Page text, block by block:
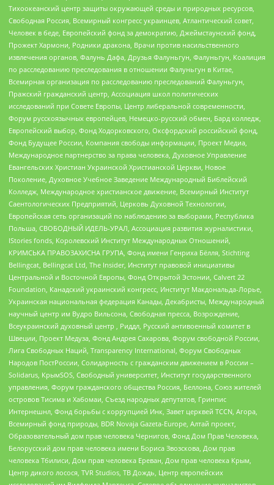
Тихоокеанский центр защиты окружающей среды и природных ресурсов,
Свободная Россия, Всемирный конгресс украинцев, Атлантический совет,
Человек в беде, Европейский фонд за демократию, Джеймстаунский фонд,
Прожект Хармони, Родники дракона, Врачи против насильственного
извлечения органов, Фалунь Дафа, Друзья Фалуньгун, Фалуньгун, Коалиция
по расследованию преследования в отношении Фалуньгун в Китае,
Всемирная организация по расследованию преследований Фалуньгун,
Пражский гражданский центр, Ассоциация школ политических
исследований при Совете Европы, Центр либеральной современности,
Форум русскоязычных европейцев, Немецко-русский обмен, Бард колледж,
Европейский выбор, Фонд Ходорковского, Оксфордский российский фонд,
Фонд Будущее России, Компания свободы информации, Проект Медиа,
Международное партнерство за права человека, Духовное Управление
Евангельских Христиан Украинской Христианской Церкви, Новое
Поколение, Духовное Учебное Заведение Международный Библейский
Колледж, Международное христианское движение, Всемирный Институт
Саентологических Предприятий, Церковь Духовной Технологии,
Европейская сеть организаций по наблюдению за выборами, Республика
Польша, СВОБОДНЫЙ ИДЕЛЬ-УРАЛ, Ассоциация развития журналистики,
IStories fonds, Королевский Институт Международных Отношений,
КРИМСЬКА ПРАВОЗАХИСНА ГРУПА, Фонд имени Генриха Бёлля, Stichting
Bellingcat, Bellingcat Ltd, The Insider, Институт правовой инициативы
Центральной и Восточной Европы, Фонд Открытой Эстонии, Calvert 22
Foundation, Канадский украинский конгресс, Институт Макдональда-Лорье,
Украинская национальная федерация Канады, Декабристы, Международный
научный центр им Вудро Вильсона, Свободная пресса, Возрождение,
Всеукраинский духовный центр , Риддл, Русский антивоенный комитет в
Швеции, Проект Медуза, Фонд Андрея Сахарова, Форум свободной России,
Лига Свободных Наций, Transparеncy International, Форум Свободных
Народов ПостРоссии, Солидарность с гражданским движением в России –
Solidarus, КрымSOS, Свободный университет, Институт государственного
управления, Форум гражданского общества Россия, Беллона, Союз жителей
островов Тисима и Хабомаи, Съезд народных депутатов, Гринпис
Интернешнл, Фонд борьбы с коррупцией Инк, Завет церквей TCCN, Агора,
Всемирный фонд природы, BDR Novaja Gazeta-Europe, Алтай проект,
Образовательный дом прав человека Чернигов, Фонд Дом Прав Человека,
Белорусский дом прав человека имени Бориса Звозскова, Дом прав
человека Тбилиси, Дом прав человека Ереван, Дом прав человека Крым,
Центр дикого лосося, TVR Studios, ТВ Дождь, Центр европейских